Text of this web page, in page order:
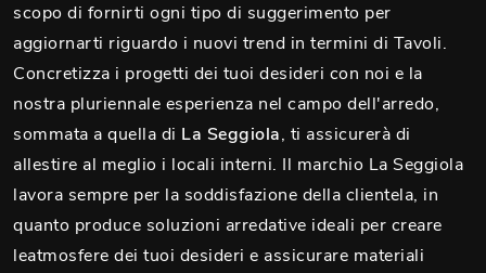
scopo di fornirti ogni tipo di suggerimento per
aggiornarti riguardo i nuovi trend in termini di Tavoli.
Concretizza i progetti dei tuoi desideri con noi e la
nostra pluriennale esperienza nel campo dell'arredo,
sommata a quella di La Seggiola, ti assicurerà di
allestire al meglio i locali interni. Il marchio La Seggiola
lavora sempre per la soddisfazione della clientela, in
quanto produce soluzioni arredative ideali per creare
leatmosfere dei tuoi desideri e assicurare materiali